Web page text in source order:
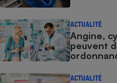
ACTUALITÉ
Angine,
peuvent
ACTUALITÉ